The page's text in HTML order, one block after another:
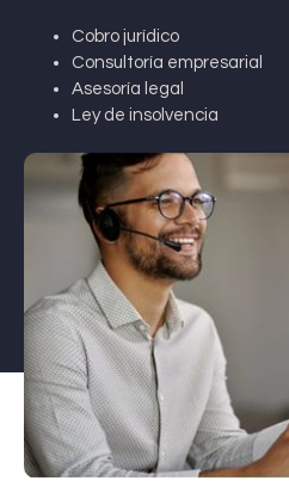
Cobro jurídico
Consultoría empresarial
Asesoría legal
Ley de insolvencia